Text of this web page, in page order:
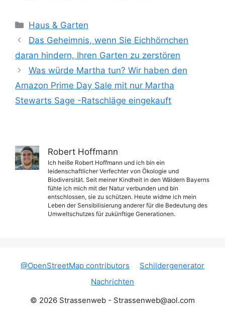
Kategorien
Haus & Garten
Das Geheimnis, wenn Sie Eichhörnchen
daran hindern, Ihren Garten zu zerstören
Was würde Martha tun? Wir haben den
Amazon Prime Day Sale mit nur Martha
Stewarts Sage -Ratschläge eingekauft
Robert Hoffmann
Ich heiße Robert Hoffmann und ich bin ein
leidenschaftlicher Verfechter von Ökologie und
Biodiversität. Seit meiner Kindheit in den Wäldern Bayerns
fühle ich mich mit der Natur verbunden und bin
entschlossen, sie zu schützen. Heute widme ich mein
Leben der Sensibilisierung anderer für die Bedeutung des
Umweltschutzes für zukünftige Generationen.
@OpenStreetMap contributors
Schildergenerator
Nachrichten
© 2026 Strassenweb - Strassenweb@aol.com